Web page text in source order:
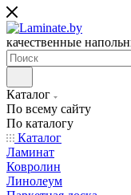
качественные
Каталог
По всему сайту
По каталогу
Каталог
Ламинат
Ковролин
Линолеум